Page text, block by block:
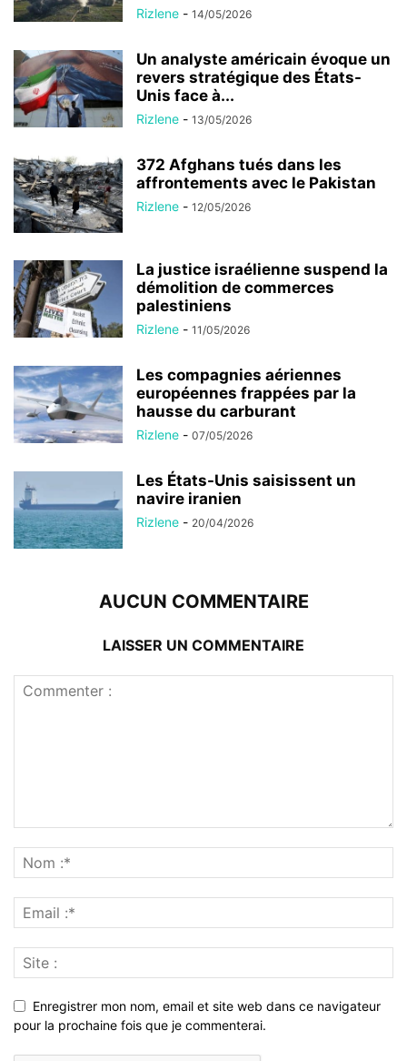
Rizlene - 14/05/2026
Un analyste américain évoque un
revers stratégique des États-
Unis face à...
Rizlene - 13/05/2026
372 Afghans tués dans les
affrontements avec le Pakistan
Rizlene - 12/05/2026
La justice israélienne suspend la
démolition de commerces
palestiniens
Rizlene - 11/05/2026
Les compagnies aériennes
européennes frappées par la
hausse du carburant
Rizlene - 07/05/2026
Les États-Unis saisissent un
navire iranien
Rizlene - 20/04/2026
AUCUN COMMENTAIRE
LAISSER UN COMMENTAIRE
Enregistrer mon nom, email et site web dans ce navigateur
pour la prochaine fois que je commenterai.